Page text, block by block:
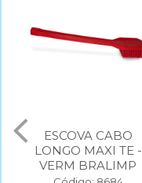
ESCOVA CABO
LONGO MAXI TE -
VERM BRALIMP